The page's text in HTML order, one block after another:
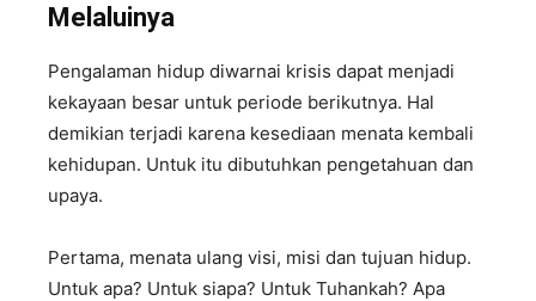
Melaluinya
Pengalaman hidup diwarnai krisis dapat menjadi
kekayaan besar untuk periode berikutnya. Hal
demikian terjadi karena kesediaan menata kembali
kehidupan. Untuk itu dibutuhkan pengetahuan dan
upaya.
Pertama, menata ulang visi, misi dan tujuan hidup.
Untuk apa? Untuk siapa? Untuk Tuhankah? Apa